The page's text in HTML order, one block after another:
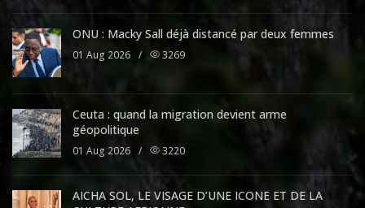
ONU : Macky Sall déjà distancé par deux femmes
01 Aug 2026 / 3269
Ceuta : quand la migration devient arme
géopolitique
01 Aug 2026 / 3220
AICHA SOL, LE VISAGE D’UNE ICONE ET DE LA